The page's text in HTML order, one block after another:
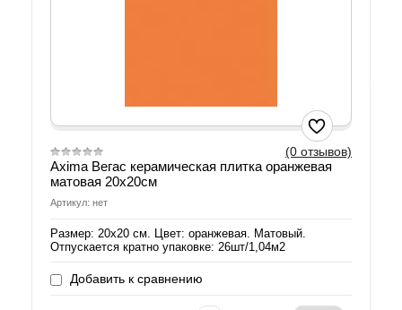
(0 отзывов)
Axima Вегас керамическая плитка оранжевая
матовая 20х20см
Артикул: нет
Размер: 20х20 см. Цвет: оранжевая. Матовый.
Отпускается кратно упаковке: 26шт/1,04м2
Добавить к сравнению